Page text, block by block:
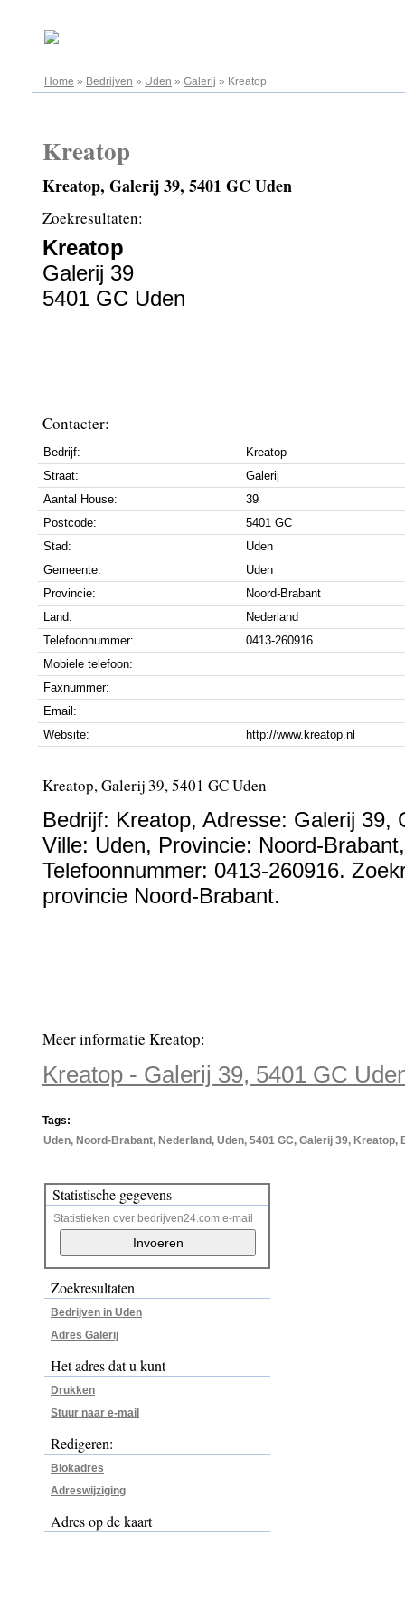
Home » Bedrijven » Uden » Galerij » Kreatop
Kreatop
Kreatop, Galerij 39, 5401 GC Uden
Zoekresultaten:
Kreatop
Galerij 39
5401 GC Uden
Contacter:
Bedrijf:
Kreatop
Straat:
Galerij
Aantal House:
39
Postcode:
5401 GC
Stad:
Uden
Gemeente:
Uden
Provincie:
Noord-Brabant
Land:
Nederland
Telefoonnummer:
0413-260916
Mobiele telefoon:
Faxnummer:
Email:
Website:
http://www.kreatop.nl
Kreatop, Galerij 39, 5401 GC Uden
Bedrijf: Kreatop, Adresse: Galerij 39,
Ville: Uden, Provincie: Noord-Brabant
Telefoonnummer: 0413-260916.
provincie Noord-Brabant.
Meer informatie Kreatop:
Kreatop - Galerij 39, 5401 GC
Tags:
Uden, Noord-Brabant, Nederland, Uden, 5401 GC, Galerij 39, Kreatop,
Statistische gegevens
Statistieken over bedrijven24.com e-mail
Zoekresultaten
Bedrijven in Uden
Adres Galerij
Het adres dat u kunt
Drukken
Stuur naar e-mail
Redigeren:
Blokadres
Adreswijziging
Adres op de kaart